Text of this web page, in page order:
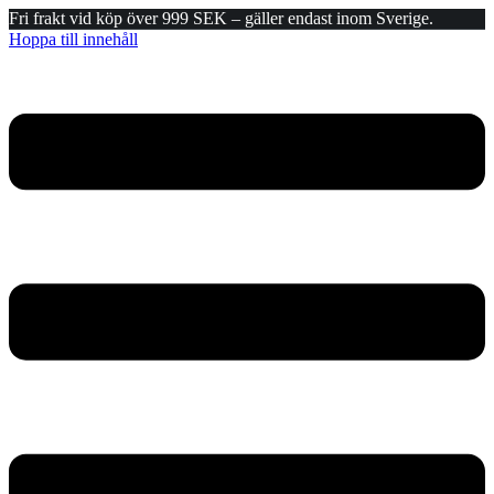
Fri frakt vid köp över 999 SEK – gäller endast inom Sverige.
Hoppa till innehåll